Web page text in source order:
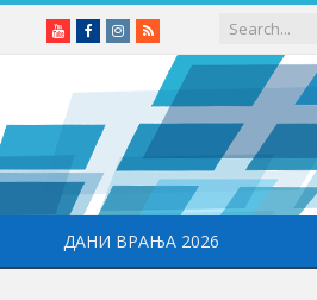
YoutubeFacebookInstagram
RSS
ДАНИ ВРАЊА 2026